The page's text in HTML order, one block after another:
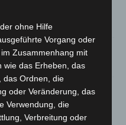
auf Baustelle
in Langenhagen
ohne Hilfe
Vorgang oder
Zusammenhang mit
wie das Erheben, das
das Ordnen, die
oder Veränderung, das
Verwendung, die
Verbreitung oder